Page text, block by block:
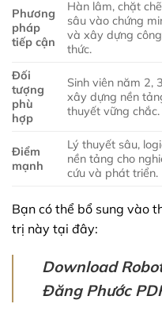
Phương
pháp
tiếp cận
Hàn lâm, chặt
sâu vào chứng
và xây dựng công
thức.
Đối
tượng
phù
hợp
Sinh viên năm 2,
xây dựng nền
thuyết vững chắc.
Điểm
mạnh
Lý thuyết sâu,
nền tảng cho
cứu và phát triển.
Bạn có thể bổ sung vào
trị này tại đây:
Download
Đăng Phước